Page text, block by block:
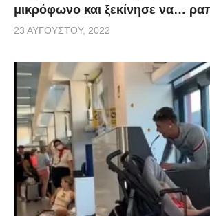
μικρόφωνο και ξεκίνησε να…
23 ΑΥΓΟΎΣΤΟΥ, 2022